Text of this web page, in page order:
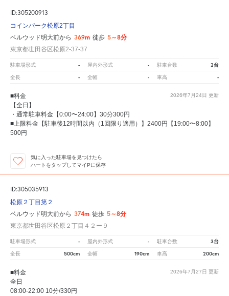
ID:305200913
コインパーク松原2丁目
ベルウッド明大前から 369m 徒歩 5～8分
東京都世田谷区松原2-37-37
駐車場形式 - 屋内外形式 - 駐車台数 2台
全長 - 全幅 - 車高 -
2026年7月24日 更新
■料金
【全日】
・通常駐車料金【0:00〜24:00】30分300円
■上限料金【駐車後12時間以内（1回限り適用）】2400円【19:00〜8:00】
500円
気に入った駐車場を見つけたら
ハートをタップしてマイPに保存
ID:305035913
松原２丁目第２
ベルウッド明大前から 374m 徒歩 5～8分
東京都世田谷区松原２丁目４２ー９
駐車場形式 - 屋内外形式 - 駐車台数 3台
全長 500cm 全幅 190cm 車高 200cm
2026年7月27日 更新
■料金
全日
08:00-22:00 10分/330円